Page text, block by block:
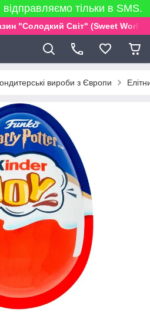
тільки в SMS.
"Солодкий Світ" (Sweet World)
вироби з Європи